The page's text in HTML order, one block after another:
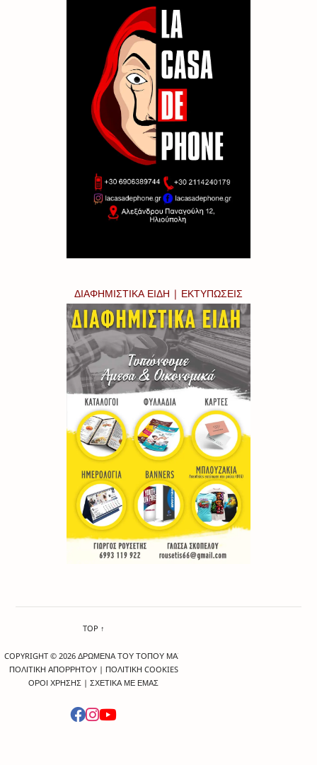
ΔΙΑΦΗΜΙΣΤΙΚΑ ΕΙΔΗ | ΕΚΤΥΠΩΣΕΙΣ
TOP ↑
COPYRIGHT © 2026 ΔΡΩΜΕΝΑ ΤΟΥ ΤΟΠΟΥ ΜΑΣ
ΠΟΛΙΤΙΚΗ ΑΠΟΡΡΗΤΟΥ| ΠΟΛΙΤΙΚΗ COOKIES
ΟΡΟΙ ΧΡΗΣΗΣ |ΣΧΕΤΙΚΑ ΜΕ ΕΜΑΣ